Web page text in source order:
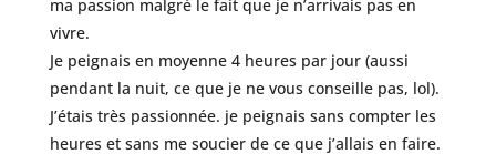
ma passion malgré le fait que je n’arrivais pas en
vivre.
Je peignais en moyenne 4 heures par jour (aussi
pendant la nuit, ce que je ne vous conseille pas, lol).
J’étais très passionnée. je peignais sans compter les
heures et sans me soucier de ce que j’allais en faire.